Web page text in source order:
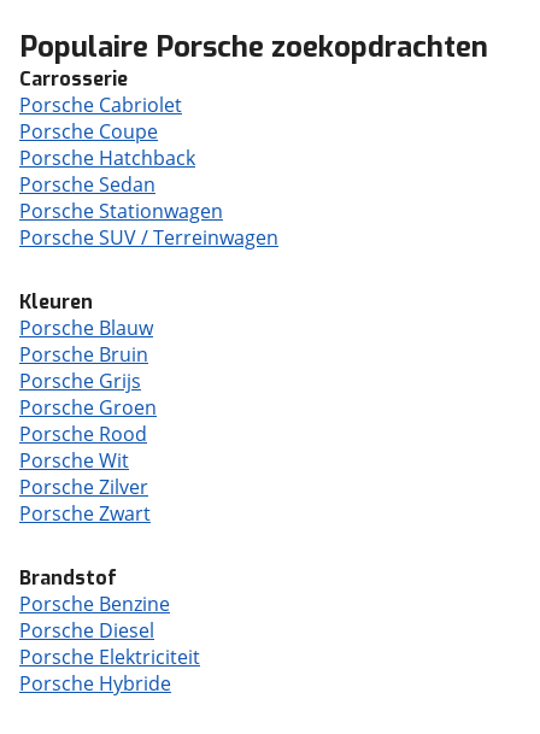
Populaire Porsche zoekopdrachten
Carrosserie
Porsche Cabriolet
Porsche Coupe
Porsche Hatchback
Porsche Sedan
Porsche Stationwagen
Porsche SUV / Terreinwagen
Kleuren
Porsche Blauw
Porsche Bruin
Porsche Grijs
Porsche Groen
Porsche Rood
Porsche Wit
Porsche Zilver
Porsche Zwart
Brandstof
Porsche Benzine
Porsche Diesel
Porsche Elektriciteit
Porsche Hybride